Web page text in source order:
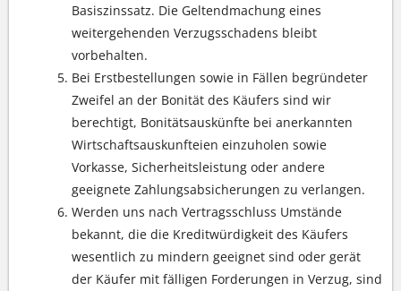
Basiszinssatz. Die Geltendmachung eines
weitergehenden Verzugsschadens bleibt
vorbehalten.
Bei Erstbestellungen sowie in Fällen begründeter
Zweifel an der Bonität des Käufers sind wir
berechtigt, Bonitätsauskünfte bei anerkannten
Wirtschaftsauskunfteien einzuholen sowie
Vorkasse, Sicherheitsleistung oder andere
geeignete Zahlungsabsicherungen zu verlangen.
Werden uns nach Vertragsschluss Umstände
bekannt, die die Kreditwürdigkeit des Käufers
wesentlich zu mindern geeignet sind oder gerät
der Käufer mit fälligen Forderungen in Verzug, sind